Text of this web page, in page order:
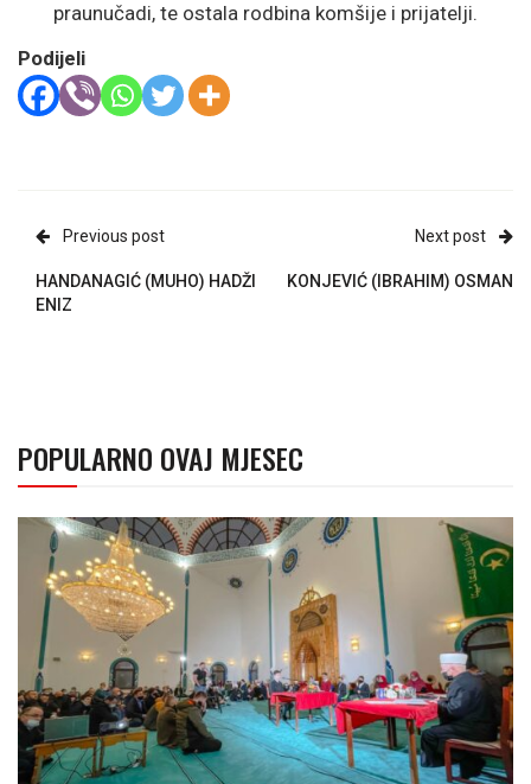
praunučadi, te ostala rodbina komšije i prijatelji.
Podijeli
Previous post
HANDANAGIĆ (MUHO) HADŽI
ENIZ
Next post
KONJEVIĆ (IBRAHIM) OSMAN
POPULARNO OVAJ MJESEC